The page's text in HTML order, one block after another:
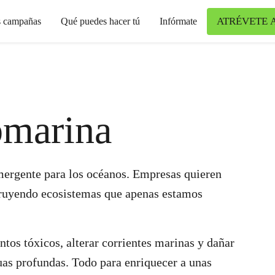
campañas Qué puedes hacer tú Infórmate ATRÉVETE
para los océanos. Empresas quieren
ecosistemas que apenas estamos
tóxicos, alterar corrientes marinas y dañar
profundas. Todo para enriquecer a unas